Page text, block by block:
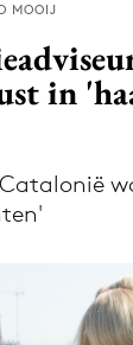
via
app
MOOIJ
in